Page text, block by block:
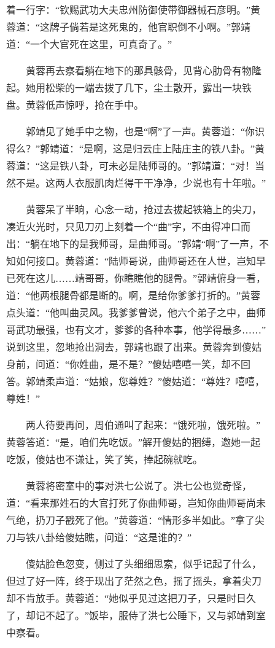
着一行字：“钦赐武功大夫忠州防御使带御器械石彦明。”黄
蓉道：“这牌子倘若是这死鬼的，他官职倒不小啊。”郭靖
道：“一个大官死在这里，可真奇了。”
黄蓉再去察看躺在地下的那具骸骨，见背心肋骨有物隆
起。她用松柴的一端去拨了几下，尘土散开，露出一块铁
盘。黄蓉低声惊呼，抢在手中。
郭靖见了她手中之物，也是“啊”了一声。黄蓉道：“你识
得么？”郭靖道：“是啊，这是归云庄上陆庄主的铁八卦。”黄
蓉道：“这是铁八卦，可未必是陆师哥的。”郭靖道：“对！当
然不是。这两人衣服肌肉烂得干干净净，少说也有十年啦。”
黄蓉呆了半晌，心念一动，抢过去拔起铁箱上的尖刀，
凑近火光时，只见刀刃上刻着一个“曲”字，不由得冲口而
出：“躺在地下的是我师哥，是曲师哥。”郭靖“啊”了一声，不
知如何接口。黄蓉道：“陆师哥说，曲师哥还在人世，岂知早
已死在这儿……靖哥哥，你瞧瞧他的腿骨。”郭靖俯身一看，
道：“他两根腿骨都是断的。啊，是给你爹爹打折的。”黄蓉
点头道：“他叫曲灵风。我爹爹曾说，他六个弟子之中，曲师
哥武功最强，也有文才，爹爹的各种本事，他学得最多……”
说到这里，忽地抢出洞去，郭靖也跟了出来。黄蓉奔到傻姑
身前，问道：“你姓曲，是不是？”傻姑嘻嘻一笑，却不回
答。郭靖柔声道：“姑娘，您尊姓？”傻姑道：“尊姓？嘻嘻，
尊姓！”
两人待要再问，周伯通叫了起来：“饿死啦，饿死啦。”
黄蓉答道：“是，咱们先吃饭。”解开傻姑的捆缚，邀她一起
吃饭，傻姑也不谦让，笑了笑，捧起碗就吃。
黄蓉将密室中的事对洪七公说了。洪七公也觉奇怪，
道：“看来那姓石的大官打死了你曲师哥，岂知你曲师哥尚未
气绝，扔刀子戳死了他。”黄蓉道：“情形多半如此。”拿了尖
刀与铁八卦给傻姑瞧，问道：“这是谁的？”
傻姑脸色忽变，侧过了头细细思索，似乎记起了什么，
但过了好一阵，终于现出了茫然之色，摇了摇头，拿着尖刀
却不肯放手。黄蓉道：“她似乎见过这把刀子，只是时日久
了，却记不起了。”饭毕，服侍了洪七公睡下，又与郭靖到室
中察看。